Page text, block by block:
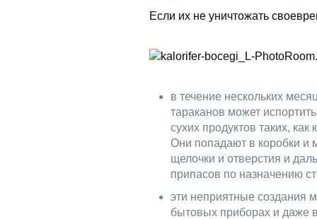
Если их не уничтожать
в течение нескольких
тараканов может
сухих продуктов таких, как
Они попадают в коробки и
щелочки и отверстия и
припасов по назначению
эти неприятные создания
бытовых приборах и даже